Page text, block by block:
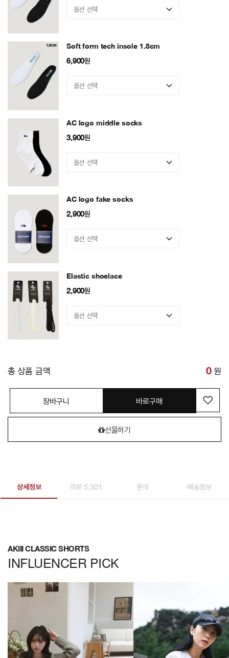
Soft form tech insole 1.8cm
6,900원
AC logo middle socks
3,900원
AC logo fake socks
2,900원
Elastic shoelace
2,900원
총 상품 금액 0 원
장바구니 바로구매
선물하기
상세정보 리뷰 5,301 문의 배송정보
AKIII CLASSIC SHORTS
INFLUENCER PICK